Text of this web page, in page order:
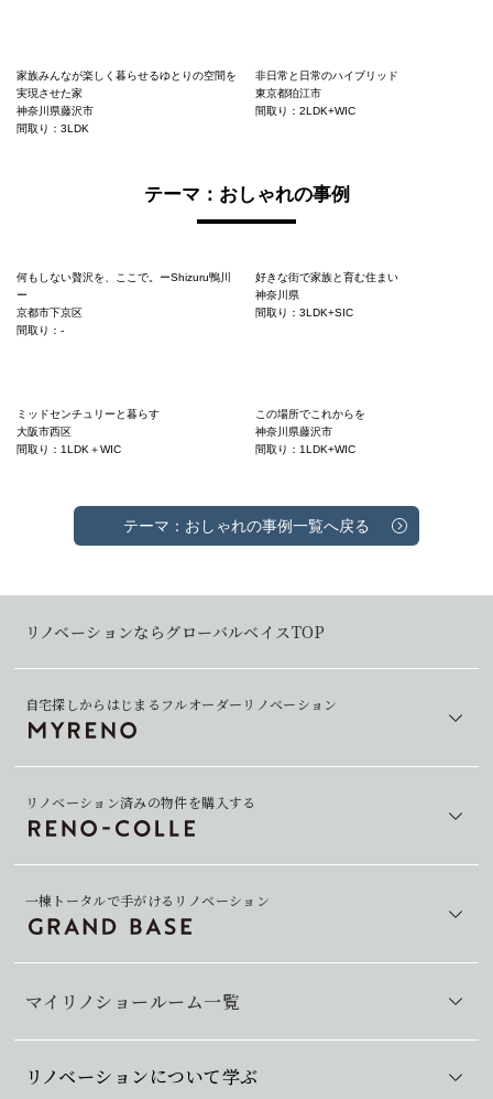
家族みんなが楽しく暮らせるゆとりの空間を
実現させた家
神奈川県藤沢市
間取り：3LDK
非日常と日常のハイブリッド
東京都狛江市
間取り：2LDK+WIC
テーマ：おしゃれの事例
何もしない贅沢を、ここで。ーShizuru鴨川
ー
京都市下京区
間取り：-
好きな街で家族と育む住まい
神奈川県
間取り：3LDK+SIC
ミッドセンチュリーと暮らす
大阪市西区
間取り：1LDK＋WIC
この場所でこれからを
神奈川県藤沢市
間取り：1LDK+WIC
テーマ：おしゃれの事例一覧へ戻る
リノベーションならグローバルベイスTOP
自宅探しからはじまるフルオーダーリノベーション
マイリノショールーム一覧
リノベーション済みの物件を購入する
一棟トータルで手がけるリノベーション
リノベーションについて学ぶ